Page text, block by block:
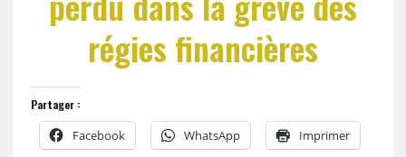
régies financières
Partager :
Facebook WhatsApp Imprimer